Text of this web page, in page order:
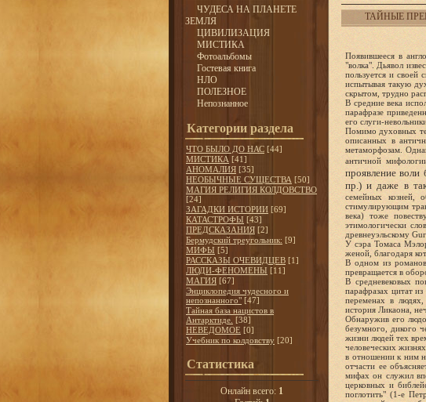
ЧУДЕСА НА ПЛАНЕТЕ
ЗЕМЛЯ
ЦИВИЛИЗАЦИЯ
МИСТИКА
Фотоальбомы
Гостевая книга
НЛО
ПОЛЕЗНОЕ
Непознанное
Категории раздела
ЧТО БЫЛО ДО НАС [44]
МИСТИКА [41]
АНОМАЛИЯ [35]
НЕОБЫЧНЫЕ СУЩЕСТВА [50]
МАГИЯ РЕЛИГИЯ КОЛДОВСТВО
[24]
ЗАГАДКИ ИСТОРИИ [69]
КАТАСТРОФЫ [43]
ПРЕДСКАЗАНИЯ [2]
Бермудский треугольник: [9]
МИФЫ [5]
РАССКАЗЫ ОЧЕВИДЦЕВ [1]
ЛЮДИ-ФЕНОМЕНЫ [11]
МАГИЯ [67]
Энциклопедия чудесного и
непознанного" [47]
Тайная база нацистов в
Антарктиде. [38]
НЕВЕДОМОЕ [0]
Учебник по колдовству [20]
Статистика
Онлайн всего: 1
ТАЙНЫЕ
Появившееся в
"волка". Дьявол
пользуется и своей
испытывая такую
скрытом, трудно
В средние века
парафразе
его слуги-
Помимо духовных
описанных в
метаморфозам.
античной
проявление
пр.) и даже в
семейных козней,
стимулирующим
века) тоже
этимологически
древнеуэльскому
У сэра Томаса
женой, благодаря
В одном из
превращается в
В средневековых
парафразах цитат
переменах в
история Ликаона,
Обнаружив его
безумного, дикого
жизни людей тех
человеческих
в отношении к ним
отчасти ее
мифах он служил
церковных и
поглотить" (1-е